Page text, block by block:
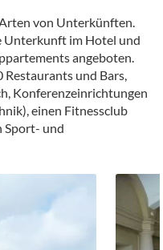
von Unterkünften.
Unterkunft im Hotel und
angeboten.
und Bars,
Konferenzeinrichtungen
einen Fitnessclub
Sport- und